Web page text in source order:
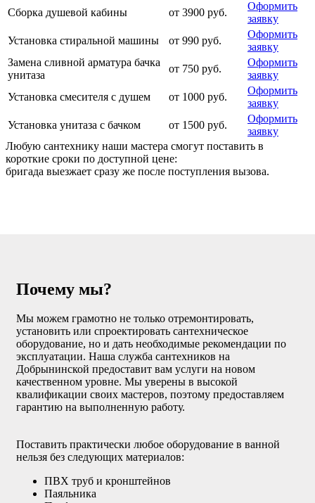
Сборка душевой кабины от 3900 руб.
Оформить
заявку
Установка стиральной машины
от 990 руб.
Оформить
заявку
Замена сливной арматура бачка
унитаза
от 750 руб.
Оформить
заявку
Установка смесителя с душем
от 1000 руб.
Оформить
заявку
Установка унитаза с бачком
от 1500 руб.
Оформить
заявку
Любую сантехнику наши мастера смогут поставить в
короткие сроки по доступной цене:
бригада выезжает сразу же после поступления вызова.
Почему мы?
Мы можем грамотно не только отремонтировать,
установить или спроектировать сантехническое
оборудование, но и дать необходимые рекомендации по
эксплуатации. Наша служба сантехников на
Добрынинской предоставит вам услуги на новом
качественном уровне. Мы уверены в высокой
квалификации своих мастеров, поэтому предоставляем
гарантию на выполненную работу.
Поставить практически любое оборудование в ванной
нельзя без следующих материалов:
ПВХ труб и кронштейнов
Паяльника